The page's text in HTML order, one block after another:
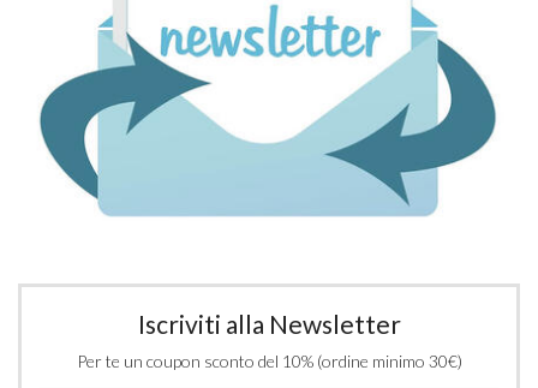
Iscriviti alla Newsletter
Per te un coupon sconto del 10% (ordine minimo 30€)